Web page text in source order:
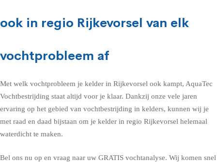
ook in regio Rijkevorsel van elk
vochtprobleem af
Met welk vochtprobleem je kelder in Rijkevorsel ook kampt, AquaTec
Vochtbestrijding staat altijd voor je klaar. Dankzij onze vele jaren
ervaring op het gebied van vochtbestrijding in kelders, kunnen wij je
met raad en daad bijstaan om je kelder in regio Rijkevorsel helemaal
waterdicht te maken.
Bel ons nu op en vraag naar uw GRATIS vochtanalyse. Wij komen snel